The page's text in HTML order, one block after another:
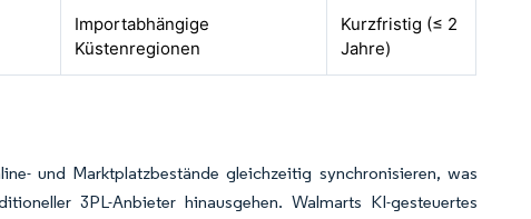
Importabhängige
Küstenregionen
Kurzfristig (≤ 2
Jahre)
und Marktplatzbestände gleichzeitig synchronisieren, was
3PL-Anbieter hinausgehen. Walmarts KI-gesteuertes